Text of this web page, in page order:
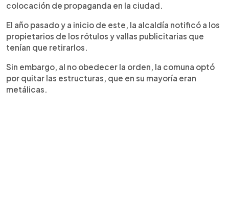
colocación de propaganda en la ciudad.
El año pasado y a inicio de este, la alcaldía notificó a los
propietarios de los rótulos y vallas publicitarias que
tenían que retirarlos.
Sin embargo, al no obedecer la orden, la comuna optó
por quitar las estructuras, que en su mayoría eran
metálicas.